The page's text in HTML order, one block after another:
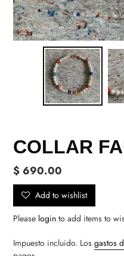
COLLAR
Precio
habitual
$ 690.00
Add to wishlist
Please login to add items to
Impuesto incluido. Los gastos